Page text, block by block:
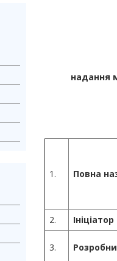
надання
1. Повна
2.
3.